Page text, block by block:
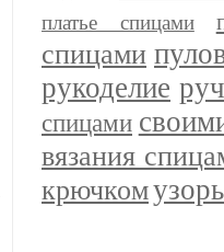
платье спицами
спицами
рукоделие
спицами
вязания
крючком